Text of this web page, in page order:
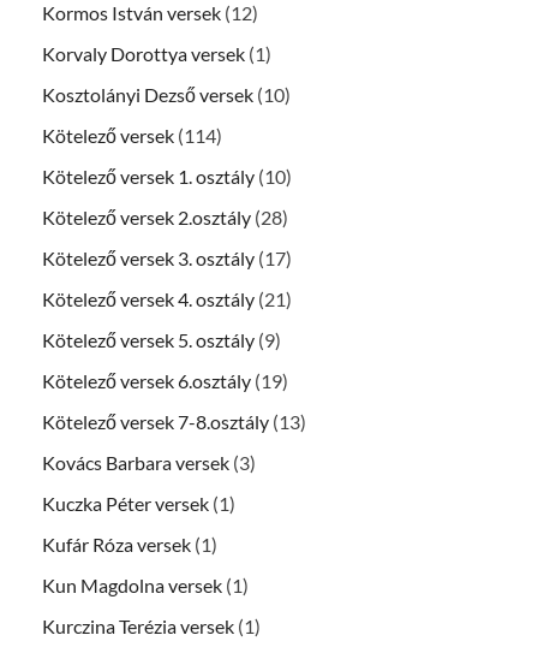
Kormos István versek (12)
Korvaly Dorottya versek (1)
Kosztolányi Dezső versek (10)
Kötelező versek (114)
Kötelező versek 1. osztály (10)
Kötelező versek 2.osztály (28)
Kötelező versek 3. osztály (17)
Kötelező versek 4. osztály (21)
Kötelező versek 5. osztály (9)
Kötelező versek 6.osztály (19)
Kötelező versek 7-8.osztály (13)
Kovács Barbara versek (3)
Kuczka Péter versek (1)
Kufár Róza versek (1)
Kun Magdolna versek (1)
Kurczina Terézia versek (1)